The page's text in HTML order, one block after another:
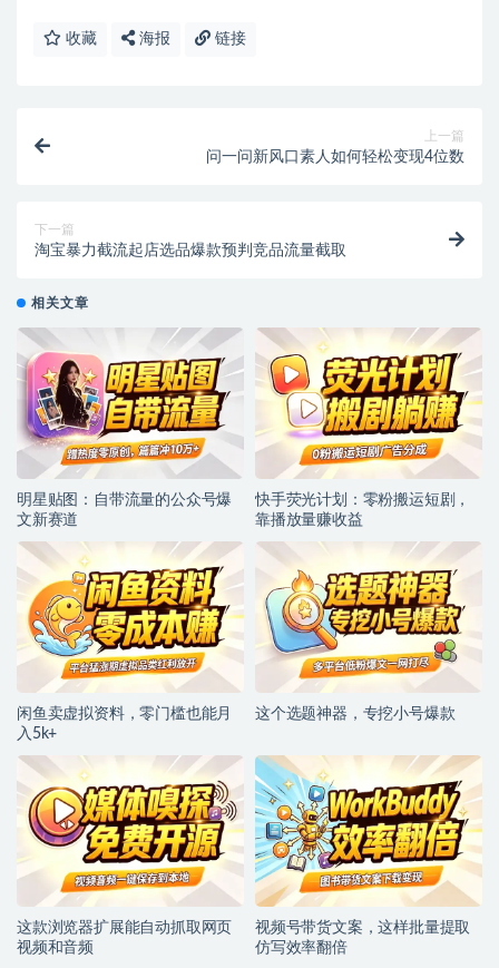
收藏 海报 链接
上一篇
问一问新风口素人如何轻松变现4位数
下一篇
淘宝暴力截流起店选品爆款预判竞品流量截取
相关文章
明星贴图：自带流量的公众号爆
文新赛道
快手荧光计划：零粉搬运短剧，
靠播放量赚收益
闲鱼卖虚拟资料，零门槛也能月
入5k+
这个选题神器，专挖小号爆款
这款浏览器扩展能自动抓取网页
视频和音频
视频号带货文案，这样批量提取
仿写效率翻倍